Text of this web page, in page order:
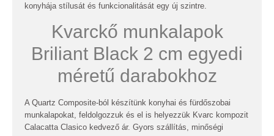
konyhája stílusát és funkcionalitását egy új szintre.
Kvarckő munkalapok
Briliant Black 2 cm egyedi
méretű darabokhoz
A Quartz Composite-ból készítünk konyhai és fürdőszobai
munkalapokat, feldolgozzuk és el is helyezzük Kvarc kompozit
Calacatta Clasico kedvező ár. Gyors szállítás, minőségi